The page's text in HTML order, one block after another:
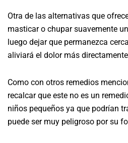
Otra de las alternativas que
masticar o chupar suavemente
luego dejar que permanezca
aliviará el dolor más
Como con otros remedios
recalcar que este no es un
niños pequeños ya que podrían
puede ser muy peligroso por su